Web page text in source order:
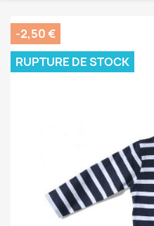
-2,50 €
RUPTURE DE STOCK